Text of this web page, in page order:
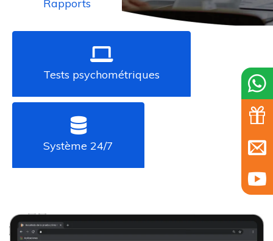
Rapports
Tests psychométriques
Système 24/7